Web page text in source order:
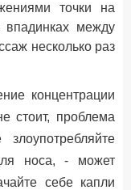
точки на
впадинках между
несколько раз
концентрации
стоит, проблема
носа, - может
себе капли